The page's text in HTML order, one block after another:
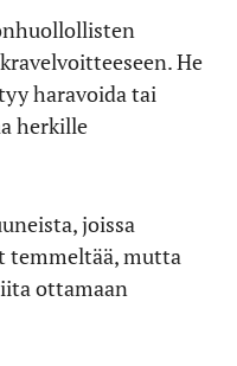
He
haravoida tai
herkille
joissa
temmeltää, mutta
ottamaan